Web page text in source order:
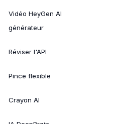
Vidéo HeyGen AI
générateur
Réviser l'API
Pince flexible
Crayon AI